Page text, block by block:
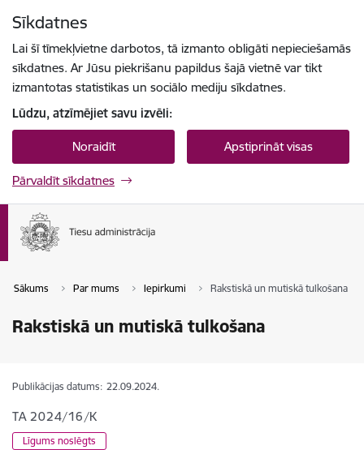
Sīkdatnes
Lai šī tīmekļvietne darbotos, tā izmanto obligāti nepieciešamās
sīkdatnes. Ar Jūsu piekrišanu papildus šajā vietnē var tikt
izmantotas statistikas un sociālo mediju sīkdatnes.
Lūdzu, atzīmējiet savu izvēli:
Noraidīt Apstiprināt visas
Pārvaldīt sīkdatnes
Sākums Par mums Iepirkumi Rakstiskā un mutiskā tulkošana
Rakstiskā un mutiskā tulkošana
Publikācijas datums: 22.09.2024.
TA 2024/16/K
Līgums noslēgts